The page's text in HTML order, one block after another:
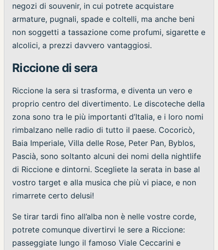
negozi di souvenir, in cui potrete acquistare
armature, pugnali, spade e coltelli, ma anche beni
non soggetti a tassazione come profumi, sigarette e
alcolici, a prezzi davvero vantaggiosi.
Riccione di sera
Riccione la sera si trasforma, e diventa un vero e
proprio centro del divertimento. Le discoteche della
zona sono tra le più importanti d’Italia, e i loro nomi
rimbalzano nelle radio di tutto il paese. Cocoricò,
Baia Imperiale, Villa delle Rose, Peter Pan, Byblos,
Pascià, sono soltanto alcuni dei nomi della nightlife
di Riccione e dintorni. Scegliete la serata in base al
vostro target e alla musica che più vi piace, e non
rimarrete certo delusi!
Se tirar tardi fino all’alba non è nelle vostre corde,
potrete comunque divertirvi le sere a Riccione:
passeggiate lungo il famoso Viale Ceccarini e